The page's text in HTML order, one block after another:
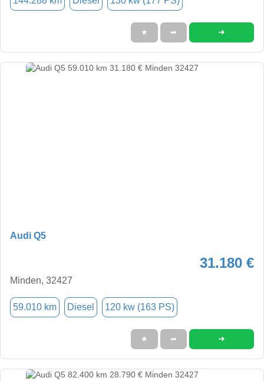
★ ➦ ➜
Audi Q5
31.180 €
Minden, 32427
59.010 km Diesel 120 kw (163 PS)
★ ➦ ➜